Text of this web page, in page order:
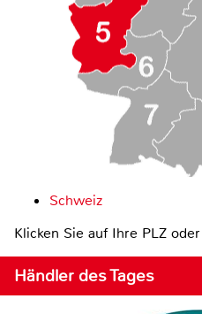
Schweiz
Klicken Sie auf Ihre PLZ
Händler des Tages